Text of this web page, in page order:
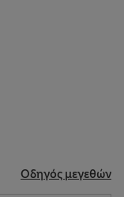
Οδηγός μεγεθών